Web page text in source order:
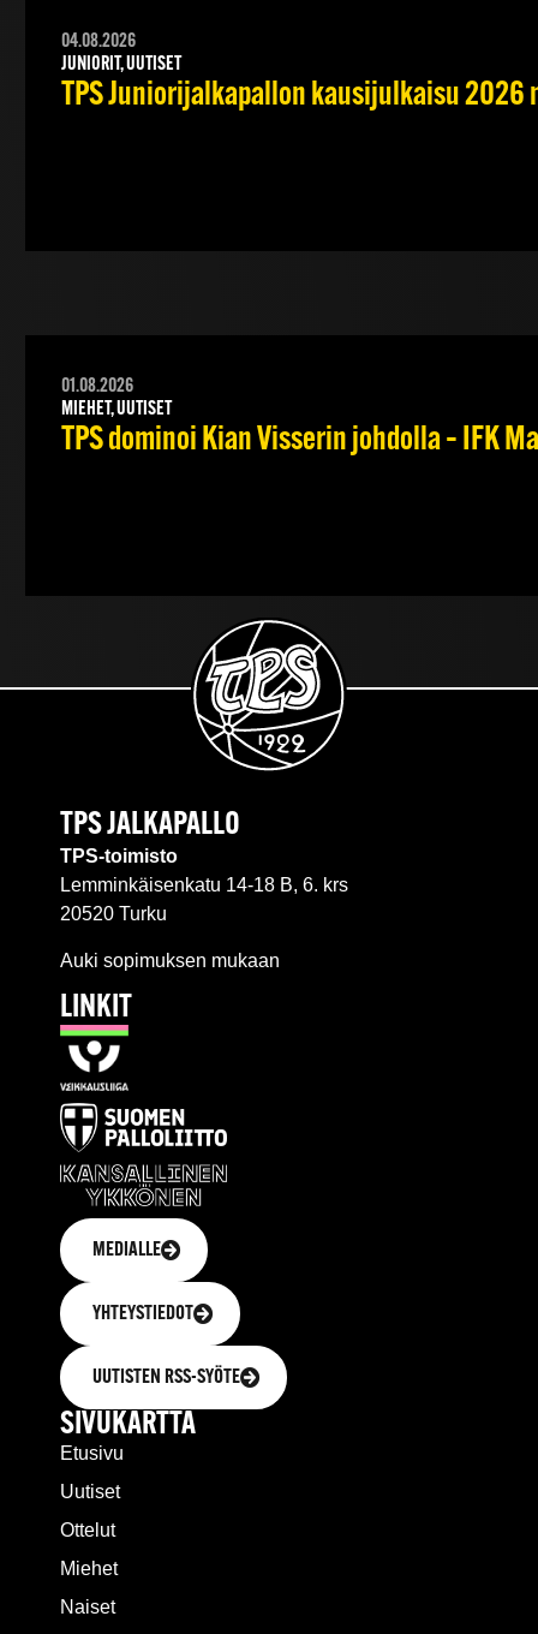
04.08.2026
JUNIORIT, UUTISET
TPS Juniorijalkapallon kausijulkaisu 2026
01.08.2026
MIEHET, UUTISET
TPS dominoi Kian Visserin johdolla – IFK
TPS JALKAPALLO
TPS-toimisto
Lemminkäisenkatu 14-18 B, 6. krs
20520 Turku
Auki sopimuksen mukaan
LINKIT
MEDIALLE
YHTEYSTIEDOT
UUTISTEN RSS-SYÖTE
SIVUKARTTA
Etusivu
Uutiset
Ottelut
Miehet
Naiset